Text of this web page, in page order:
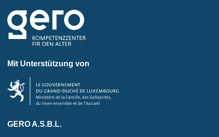
Mit Unterstützung von
GERO A.S.B.L.